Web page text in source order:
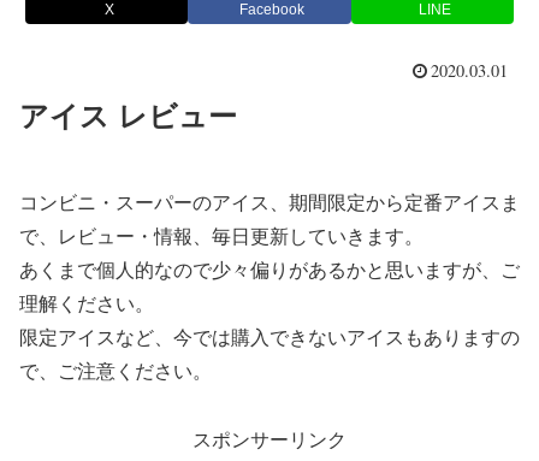
X Facebook LINE
2020.03.01
アイス レビュー
コンビニ・スーパーのアイス、期間限定から定番アイスま
で、レビュー・情報、毎日更新していきます。
あくまで個人的なので少々偏りがあるかと思いますが、ご
理解ください。
限定アイスなど、今では購入できないアイスもありますの
で、ご注意ください。
スポンサーリンク